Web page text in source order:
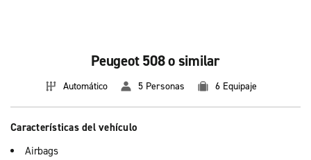
Peugeot 508 o similar
Automático 5 Personas 6 Equipaje
Características del vehículo
Airbags